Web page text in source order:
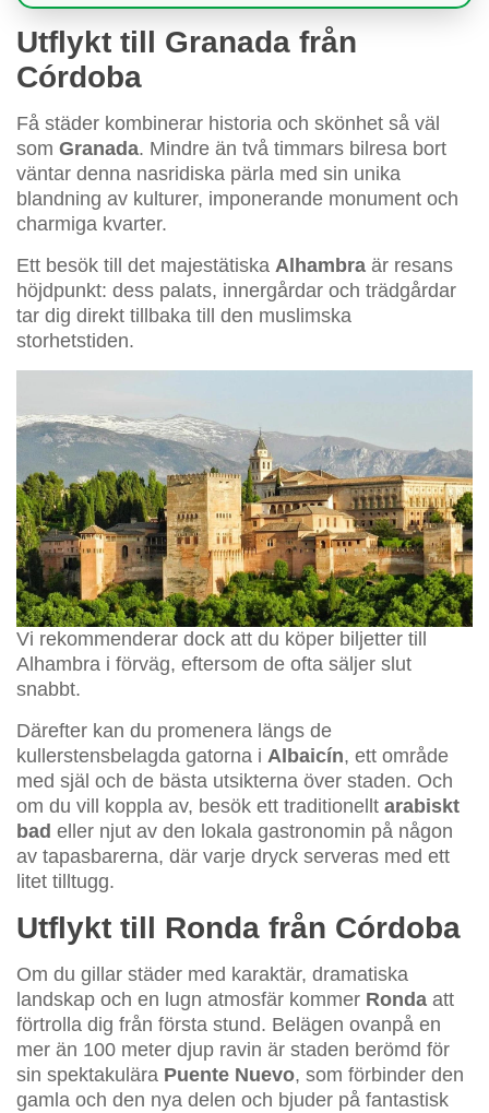
Utflykt till Granada från
Córdoba
Få städer kombinerar historia och skönhet så väl
som Granada. Mindre än två timmars bilresa bort
väntar denna nasridiska pärla med sin unika
blandning av kulturer, imponerande monument och
charmiga kvarter.
Ett besök till det majestätiska Alhambra är resans
höjdpunkt: dess palats, innergårdar och trädgårdar
tar dig direkt tillbaka till den muslimska
storhetstiden.
Vi rekommenderar dock att du köper biljetter till
Alhambra i förväg, eftersom de ofta säljer slut
snabbt.
Därefter kan du promenera längs de
kullerstensbelagda gatorna i Albaicín, ett område
med själ och de bästa utsikterna över staden. Och
om du vill koppla av, besök ett traditionellt arabiskt
bad eller njut av den lokala gastronomin på någon
av tapasbarerna, där varje dryck serveras med ett
litet tilltugg.
Utflykt till Ronda från Córdoba
Om du gillar städer med karaktär, dramatiska
landskap och en lugn atmosfär kommer Ronda att
förtrolla dig från första stund. Belägen ovanpå en
mer än 100 meter djup ravin är staden berömd för
sin spektakulära Puente Nuevo, som förbinder den
gamla och den nya delen och bjuder på fantastisk